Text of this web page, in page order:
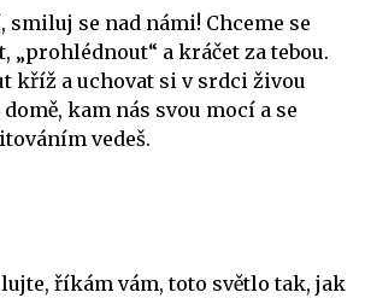
smiluj se nad námi! Chceme se
„prohlédnout“ a kráčet za tebou.
kříž a uchovat si v srdci živou
kam nás svou mocí a se
vedeš.
říkám vám, toto světlo tak, jak